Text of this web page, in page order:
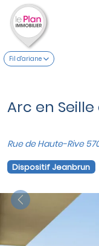
Fil d'ariane
Arc en Seille
Rue de Haute-Rive
Dispositif Jeanbrun
Previous